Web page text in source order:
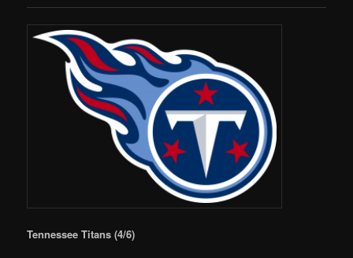
Tennessee Titans (4/6)